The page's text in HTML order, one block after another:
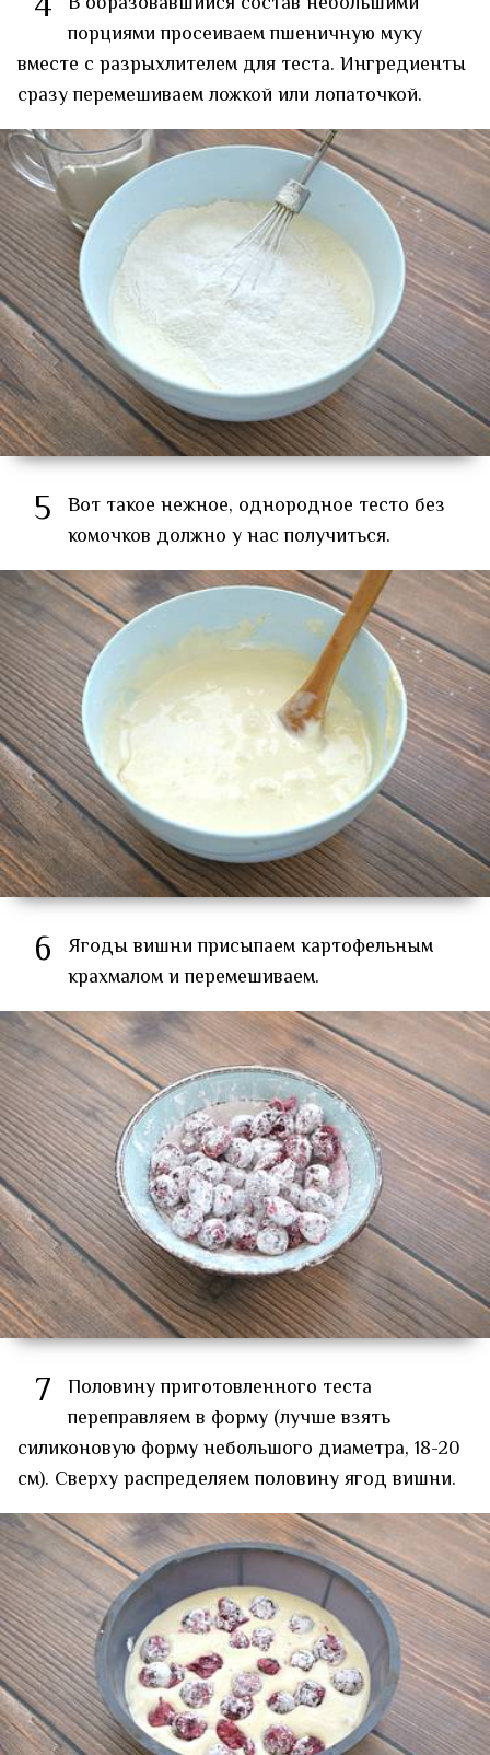
порциями просеиваем пшеничную муку
вместе с разрыхлителем для теста. Ингредиенты
сразу перемешиваем ложкой или лопаточкой.
5 Вот такое нежное, однородное тесто без
комочков должно у нас получиться.
6 Ягоды вишни присыпаем картофельным
крахмалом и перемешиваем.
7 Половину приготовленного теста
переправляем в форму (лучше взять
силиконовую форму небольшого диаметра, 18-20
см). Сверху распределяем половину ягод вишни.